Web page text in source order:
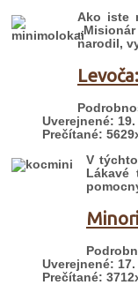
Ako iste
narodil,
Uverejnené:
Prečítané:
V
Lákavé
Uverejnené:
Prečítané: